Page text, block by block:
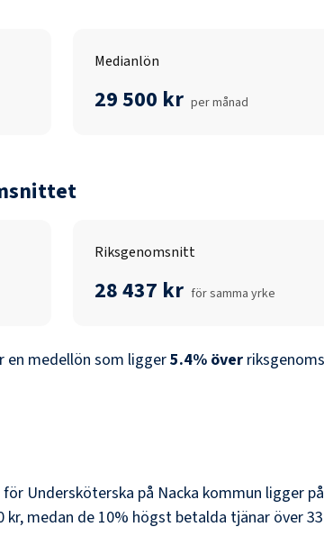
Medianlön
29 500 kr per månad
Riksgenomsnitt
28 437 kr för samma yrke
en medellön som ligger5.4% över
för Undersköterska på Nacka kommun ligger på
kr, medan de 10% högst betalda tjänar över